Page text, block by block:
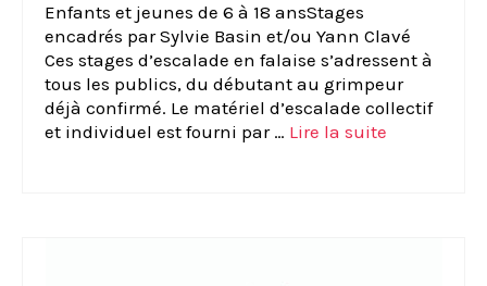
Enfants et jeunes de 6 à 18 ansStages
encadrés par Sylvie Basin et/ou Yann Clavé
Ces stages d’escalade en falaise s’adressent à
tous les publics, du débutant au grimpeur
déjà confirmé. Le matériel d’escalade collectif
et individuel est fourni par … Lire la suite­­